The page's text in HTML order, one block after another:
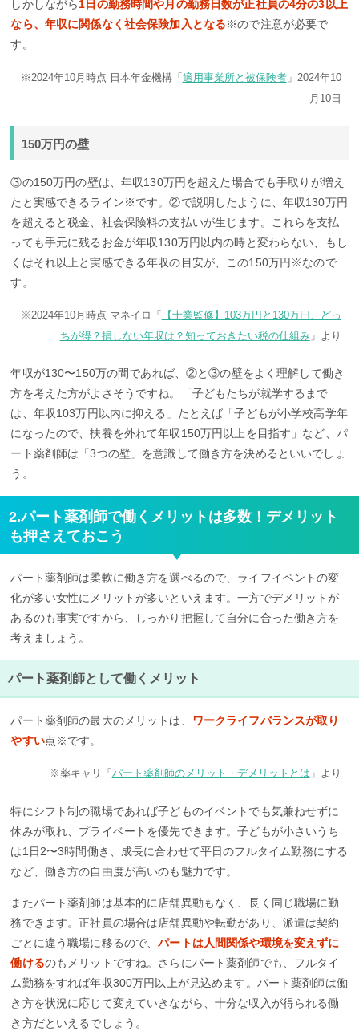
しかしながら1日の勤務時間や月の勤務日数が正社員の4分の3以上
なら、年収に関係なく社会保険加入となる※ので注意が必要で
す。
※2024年10月時点 日本年金機構「 適用事業所と被保険者」2024年10
月10日
150万円の壁
③の150万円の壁は、年収130万円を超えた場合でも手取りが増え
たと実感できるライン※です。②で説明したように、年収130万円
を超えると税金、社会保険料の支払いが生じます。これらを支払
っても手元に残るお金が年収130万円以内の時と変わらない、もし
くはそれ以上と実感できる年収の目安が、この150万円※なので
す。
※2024年10月時点 マネイロ「
【士業監修】103万円と130万円、どっ
ちが得？損しない年収は？知っておきたい税の仕組み」より
年収が130〜150万の間であれば、②と③の壁をよく理解して働き
方を考えた方がよさそうですね。「子どもたちが就学するまで
は、年収103万円以内に抑える」たとえば「子どもが小学校高学年
になったので、扶養を外れて年収150万円以上を目指す」など、パ
ート薬剤師は「3つの壁」を意識して働き方を決めるといいでしょ
う。
2.パート薬剤師で働くメリットは多数！デメリット
も押さえておこう
パート薬剤師は柔軟に働き方を選べるので、ライフイベントの変
化が多い女性にメリットが多いといえます。一方でデメリットが
あるのも事実ですから、しっかり把握して自分に合った働き方を
考えましょう。
パート薬剤師として働くメリット
パート薬剤師の最大のメリットは、 ワークライフバランスが取り
やすい点※です。
※薬キャリ「 パート薬剤師のメリット・デメリットとは 」より
特にシフト制の職場であれば子どものイベントでも気兼ねせずに
休みが取れ、プライベートを優先できます。子どもが小さいうち
は1日2〜3時間働き、成長に合わせて平日のフルタイム勤務にする
など、働き方の自由度が高いのも魅力です。
またパート薬剤師は基本的に店舗異動もなく、長く同じ職場に勤
務できます。正社員の場合は店舗異動や転勤があり、派遣は契約
ごとに違う職場に移るので、パートは人間関係や環境を変えずに
働けるのもメリットですね。さらにパート薬剤師でも、フルタイ
ム勤務をすれば年収300万円以上が見込めます。パート薬剤師は働
き方を状況に応じて変えていきながら、十分な収入が得られる働
き方だといえるでしょう。